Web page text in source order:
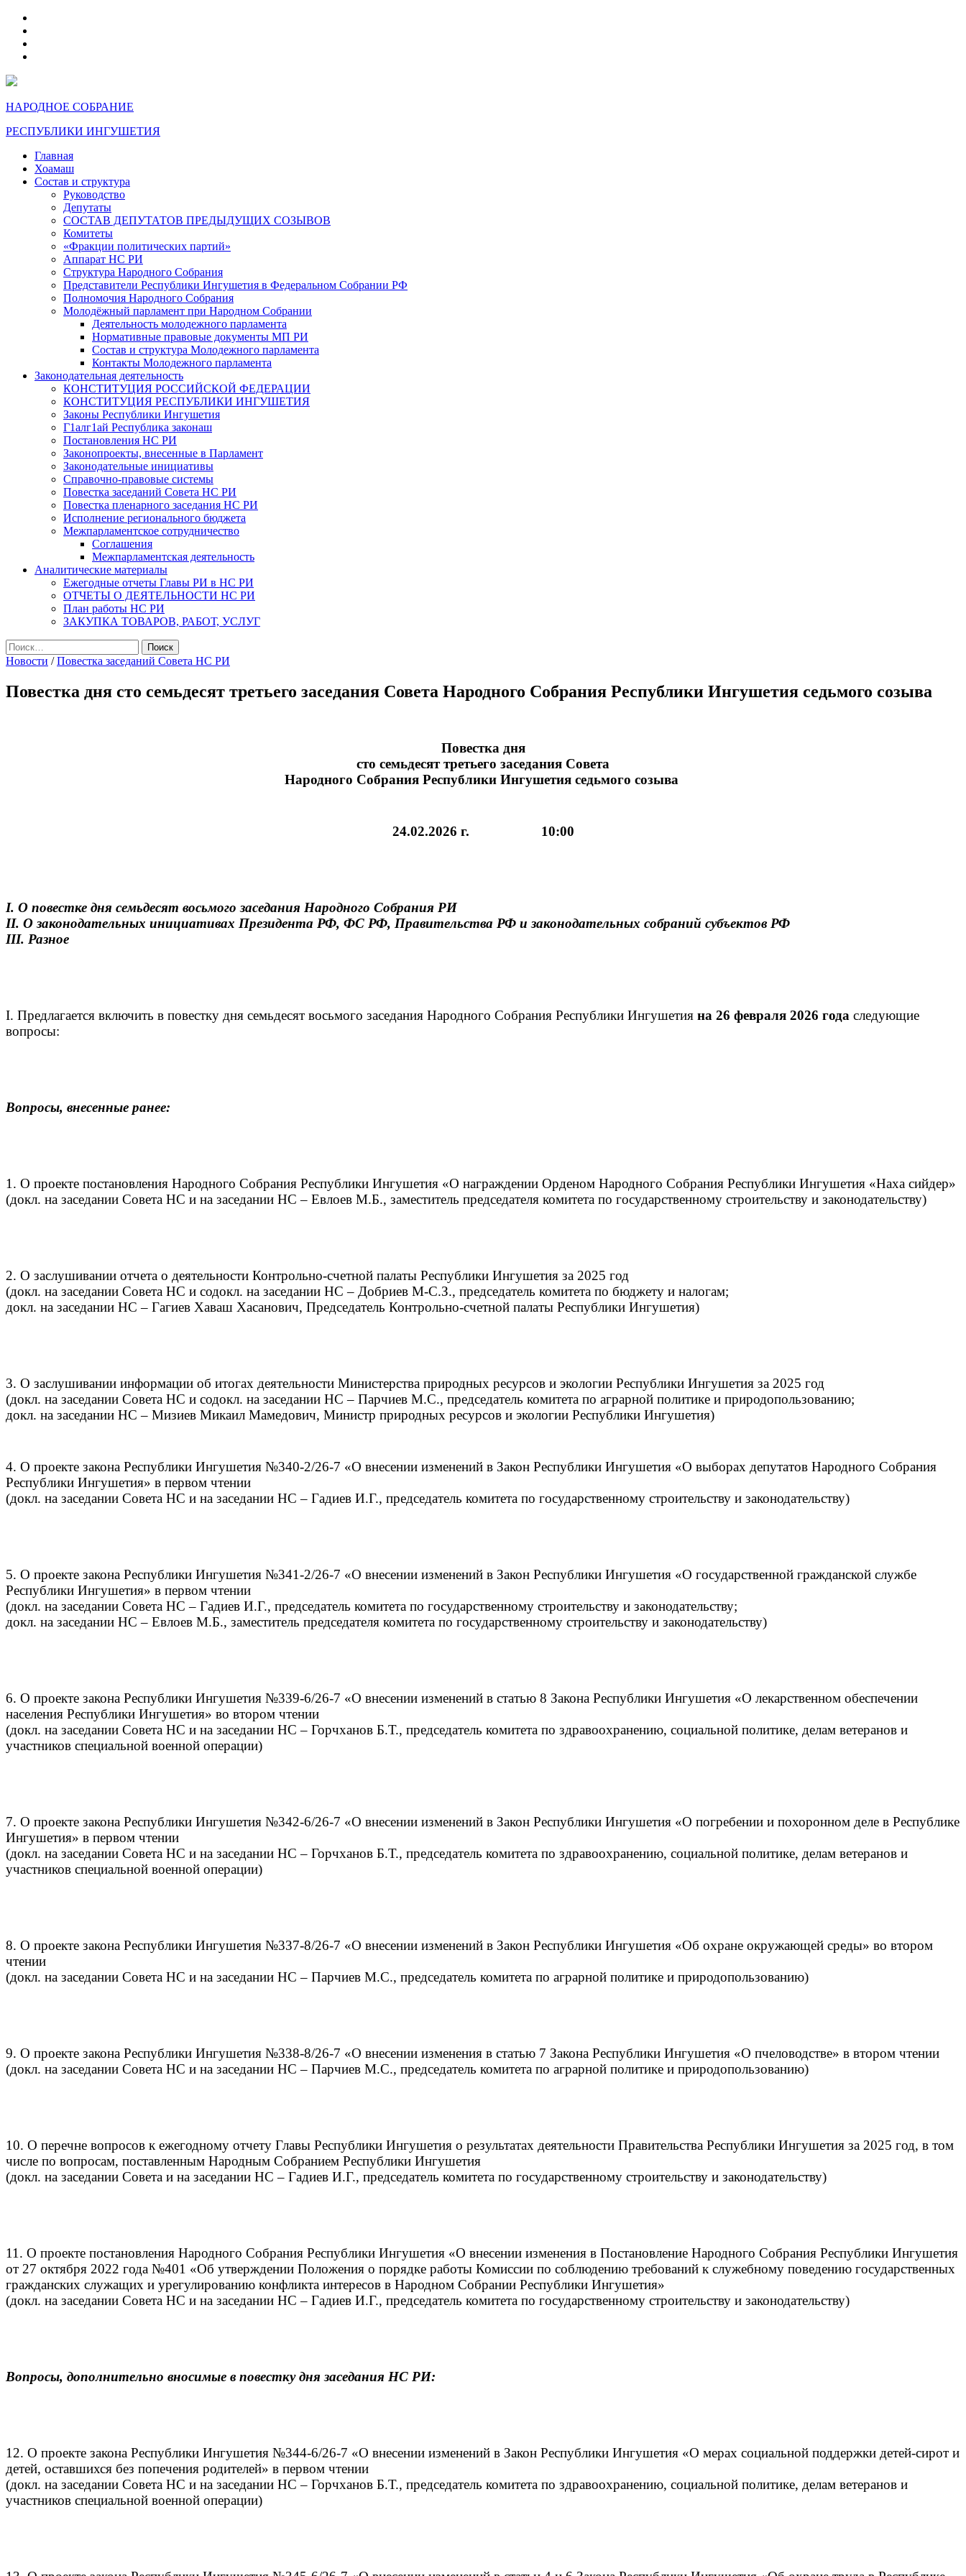
НАРОДНОЕ СОБРАНИЕ
РЕСПУБЛИКИ ИНГУШЕТИЯ
Главная
Хоамаш
Состав и структура
Руководство
Депутаты
СОСТАВ ДЕПУТАТОВ ПРЕДЫДУЩИХ СОЗЫВОВ
Комитеты
«Фракции политических партий»
Аппарат НС РИ
Структура Народного Собрания
Представители Республики Ингушетия в Федеральном Собрании РФ
Полномочия Народного Собрания
Молодёжный парламент при Народном Собрании
Деятельность молодежного парламента
Нормативные правовые документы МП РИ
Состав и структура Молодежного парламента
Контакты Молодежного парламента
Законодательная деятельность
КОНСТИТУЦИЯ РОССИЙСКОЙ ФЕДЕРАЦИИ
КОНСТИТУЦИЯ РЕСПУБЛИКИ ИНГУШЕТИЯ
Законы Республики Ингушетия
Г1алг1ай Республика законаш
Постановления НС РИ
Законопроекты, внесенные в Парламент
Законодательные инициативы
Справочно-правовые системы
Повестка заседаний Совета НС РИ
Повестка пленарного заседания НС РИ
Исполнение регионального бюджета
Межпарламентское сотрудничество
Соглашения
Межпарламентская деятельность
Аналитические материалы
Ежегодные отчеты Главы РИ в НС РИ
ОТЧЕТЫ О ДЕЯТЕЛЬНОСТИ НС РИ
План работы НС РИ
ЗАКУПКА ТОВАРОВ, РАБОТ, УСЛУГ
Найти:
Новости /Повестка заседаний Совета НС РИ
Повестка дня сто семьдесят третьего заседания Совета Народного Собрания Республики Ингушетия седьмого созыва
Повестка дня
сто семьдесят третьего заседания Совета
Народного Собрания Республики Ингушетия седьмого созыва
24.02.2026 г. 10:00
I. О повестке дня семьдесят восьмого заседания Народного Собрания РИ
II. О законодательных инициативах Президента РФ, ФС РФ, Правительства РФ и законодательных собраний субъектов РФ
III. Разное
I. Предлагается включить в повестку дня семьдесят восьмого заседания Народного Собрания Республики Ингушетия на 26 февраля 2026 года следующие
вопросы:
Вопросы, внесенные ранее:
1. О проекте постановления Народного Собрания Республики Ингушетия «О награждении Орденом Народного Собрания Республики Ингушетия «Наха сийдер»
(докл. на заседании Совета НС и на заседании НС – Евлоев М.Б., заместитель председателя комитета по государственному строительству и законодательству)
2. О заслушивании отчета о деятельности Контрольно-счетной палаты Республики Ингушетия за 2025 год
(докл. на заседании Совета НС и содокл. на заседании НС – Добриев М-С.З., председатель комитета по бюджету и налогам;
докл. на заседании НС – Гагиев Хаваш Хасанович, Председатель Контрольно-счетной палаты Республики Ингушетия)
3. О заслушивании информации об итогах деятельности Министерства природных ресурсов и экологии Республики Ингушетия за 2025 год
(докл. на заседании Совета НС и содокл. на заседании НС – Парчиев М.С., председатель комитета по аграрной политике и природопользованию;
докл. на заседании НС – Мизиев Микаил Мамедович, Министр природных ресурсов и экологии Республики Ингушетия)
4. О проекте закона Республики Ингушетия №340-2/26-7 «О внесении изменений в Закон Республики Ингушетия «О выборах депутатов Народного Собрания
Республики Ингушетия» в первом чтении
(докл. на заседании Совета НС и на заседании НС – Гадиев И.Г., председатель комитета по государственному строительству и законодательству)
5. О проекте закона Республики Ингушетия №341-2/26-7 «О внесении изменений в Закон Республики Ингушетия «О государственной гражданской службе
Республики Ингушетия» в первом чтении
(докл. на заседании Совета НС – Гадиев И.Г., председатель комитета по государственному строительству и законодательству;
докл. на заседании НС – Евлоев М.Б., заместитель председателя комитета по государственному строительству и законодательству)
6. О проекте закона Республики Ингушетия №339-6/26-7 «О внесении изменений в статью 8 Закона Республики Ингушетия «О лекарственном обеспечении
населения Республики Ингушетия» во втором чтении
(докл. на заседании Совета НС и на заседании НС – Горчханов Б.Т., председатель комитета по здравоохранению, социальной политике, делам ветеранов и
участников специальной военной операции)
7. О проекте закона Республики Ингушетия №342-6/26-7 «О внесении изменений в Закон Республики Ингушетия «О погребении и похоронном деле в Республике
Ингушетия» в первом чтении
(докл. на заседании Совета НС и на заседании НС – Горчханов Б.Т., председатель комитета по здравоохранению, социальной политике, делам ветеранов и
участников специальной военной операции)
8. О проекте закона Республики Ингушетия №337-8/26-7 «О внесении изменений в Закон Республики Ингушетия «Об охране окружающей среды» во втором
чтении
(докл. на заседании Совета НС и на заседании НС – Парчиев М.С., председатель комитета по аграрной политике и природопользованию)
9. О проекте закона Республики Ингушетия №338-8/26-7 «О внесении изменения в статью 7 Закона Республики Ингушетия «О пчеловодстве» в втором чтении
(докл. на заседании Совета НС и на заседании НС – Парчиев М.С., председатель комитета по аграрной политике и природопользованию)
10. О перечне вопросов к ежегодному отчету Главы Республики Ингушетия о результатах деятельности Правительства Республики Ингушетия за 2025 год, в том
числе по вопросам, поставленным Народным Собранием Республики Ингушетия
(докл. на заседании Совета и на заседании НС – Гадиев И.Г., председатель комитета по государственному строительству и законодательству)
11. О проекте постановления Народного Собрания Республики Ингушетия «О внесении изменения в Постановление Народного Собрания Республики Ингушетия
от 27 октября 2022 года №401 «Об утверждении Положения о порядке работы Комиссии по соблюдению требований к служебному поведению государственных
гражданских служащих и урегулированию конфликта интересов в Народном Собрании Республики Ингушетия»
(докл. на заседании Совета НС и на заседании НС – Гадиев И.Г., председатель комитета по государственному строительству и законодательству)
Вопросы, дополнительно вносимые в повестку днязаседания НС РИ:
12. О проекте закона Республики Ингушетия №344-6/26-7 «О внесении изменений в Закон Республики Ингушетия «О мерах социальной поддержки детей-сирот и
детей, оставшихся без попечения родителей» в первом чтении
(докл. на заседании Совета НС и на заседании НС – Горчханов Б.Т., председатель комитета по здравоохранению, социальной политике, делам ветеранов и
участников специальной военной операции)